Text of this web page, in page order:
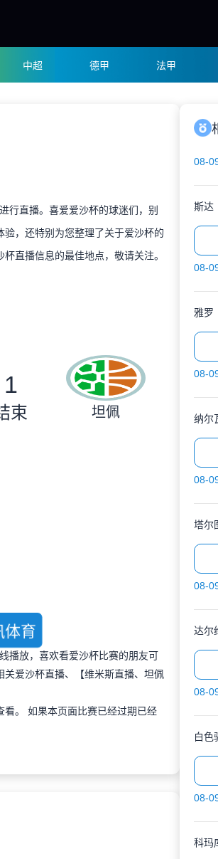
中超 德甲 法甲
行直播。喜爱爱沙杯的球迷们，别
，还特别为您整理了关于爱沙杯的
直播信息的最佳地点，敬请关注。
1
束 坦佩
体育
播放，喜欢看爱沙杯比赛的朋友可
爱沙杯直播、【维米斯直播、坦佩
看。 如果本页面比赛已经过期已经
08-
斯达
08-
雅罗
08-
纳尔
08-
塔尔
08-
达尔
08-
白色
08-
科玛